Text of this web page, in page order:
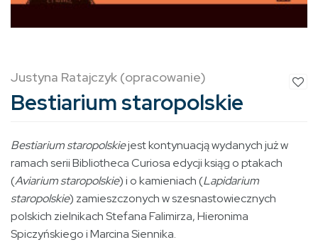
Justyna Ratajczyk (opracowanie)
Bestiarium staropolskie
Bestiarium staropolskiejest kontynuacją wydanych już w
ramach serii Bibliotheca Curiosa edycji ksiąg o ptakach
(Aviarium staropolskie) i o kamieniach (Lapidarium
staropolskie) zamieszczonych w szesnastowiecznych
polskich zielnikach Stefana Falimirza, Hieronima
Spiczyńskiego i Marcina Siennika.